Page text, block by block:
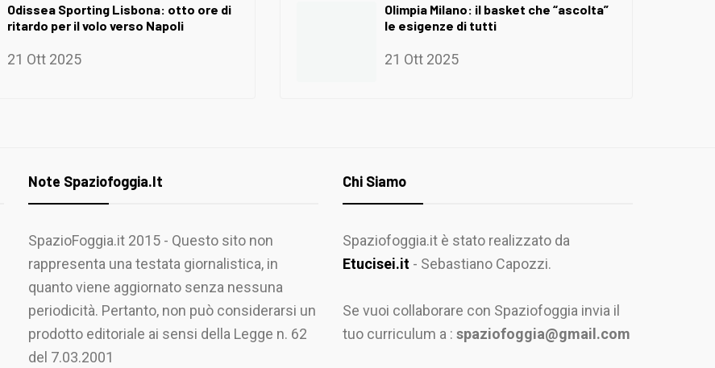
Odissea Sporting Lisbona: otto ore di
ritardo per il volo verso Napoli
21 Ott 2025
Olimpia Milano: il basket che “ascolta”
le esigenze di tutti
21 Ott 2025
Note Spaziofoggia.it
SpazioFoggia.it 2015 - Questo sito non
rappresenta una testata giornalistica, in
quanto viene aggiornato senza nessuna
periodicità. Pertanto, non può considerarsi un
prodotto editoriale ai sensi della Legge n. 62
del 7.03.2001
Chi Siamo
Spaziofoggia.it è stato realizzato da
Etucisei.it - Sebastiano Capozzi.
Se vuoi collaborare con Spaziofoggia invia il
tuo curriculum a : spaziofoggia@gmail.com